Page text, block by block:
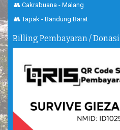
👥 Cakrabuana - Malang
👥 Tapak - Bandung Barat
Billing Pembayaran / Donasi